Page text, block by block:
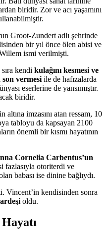
biridir. Zor ve acı yaşamını
Groot-Zundert adlı şehrinde
bir yıl önce ölen abisi ve
ismi verilmişti.
kendi kulağını kesmesi ve
vermesi ile de hafızalarda
eserlerine de yansımıştır.
biridir.
imzasını atan ressam, 10
tabloyu da kapsayan 2100
önemli bir kısmı hayatının
Cornelia Carbentus’un
fazlasıyla otoriterdi ve
babası ise dinine bağlıydı.
Vincent’in kendisinden sonra
oldu.